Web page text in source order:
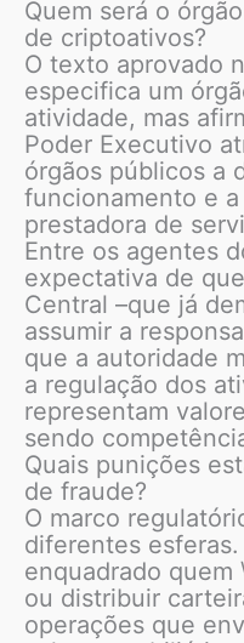
Quem será o
de criptoativos?
O texto aprovado
especifica um
atividade, mas
Poder Executivo
órgãos públicos a
funcionamento e
prestadora de
Entre os agentes
expectativa de
Central –que já
assumir a
que a autoridade
a regulação dos
representam
sendo
Quais punições
de fraude?
O marco
diferentes
enquadrado quem
ou distribuir
operações que